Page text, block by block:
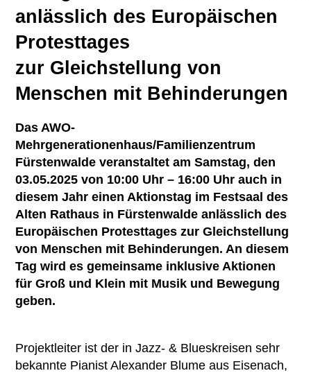
Ambulante Pflege
Erziehungs- & Familienberatung
Suchtberatung
„Zimmer mit Aussicht“
Helferkreis
Mehrgenerationenhaus
Eltern-Kind-Zentrum Briesen
Angebote für Senioren
Kietztreff im „Zimmer mit Aussicht“
Betriebsrat
Satzung
Übersicht
Mitglied werden
Ehrenamt
Spenden
Kontakt
anlässlich des Europäischen
Protesttages
zur Gleichstellung von
Menschen mit Behinderungen
Das AWO-
Mehrgenerationenhaus/Familienzentrum
Fürstenwalde veranstaltet am Samstag, den
03.05.2025 von 10:00 Uhr – 16:00 Uhr auch in
diesem Jahr einen Aktionstag im Festsaal des
Alten Rathaus in Fürstenwalde anlässlich des
Europäischen Protesttages zur Gleichstellung
von Menschen mit Behinderungen. An diesem
Tag wird es gemeinsame inklusive Aktionen
für Groß und Klein mit Musik und Bewegung
geben.
Projektleiter ist der in Jazz- & Blueskreisen sehr
bekannte Pianist Alexander Blume aus Eisenach,